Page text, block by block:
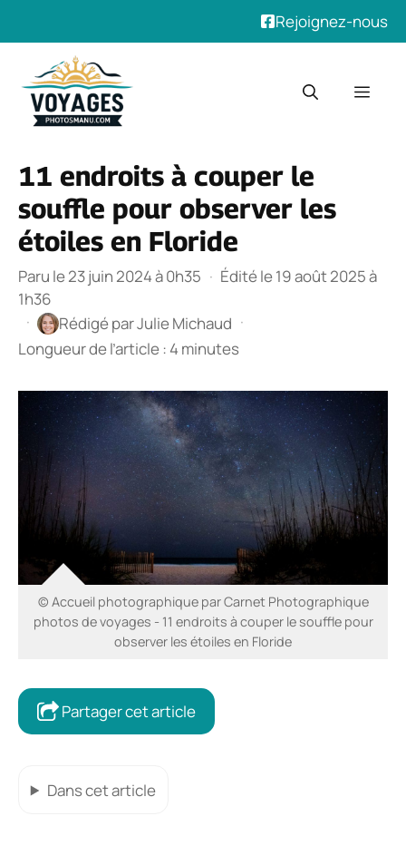
Rejoignez-nous
contenu
11 endroits à couper le
souffle pour observer les
étoiles en Floride
Paru le 23 juin 2024 à 0h35 · Édité le 19 août 2025 à
1h36
·
Rédigé parJulie Michaud ·
Longueur de l’article : 4 minutes
© Accueil photographique par Carnet Photographique
photos de voyages - 11 endroits à couper le souffle pour
observer les étoiles en Floride
Partager cet article
Dans cet article